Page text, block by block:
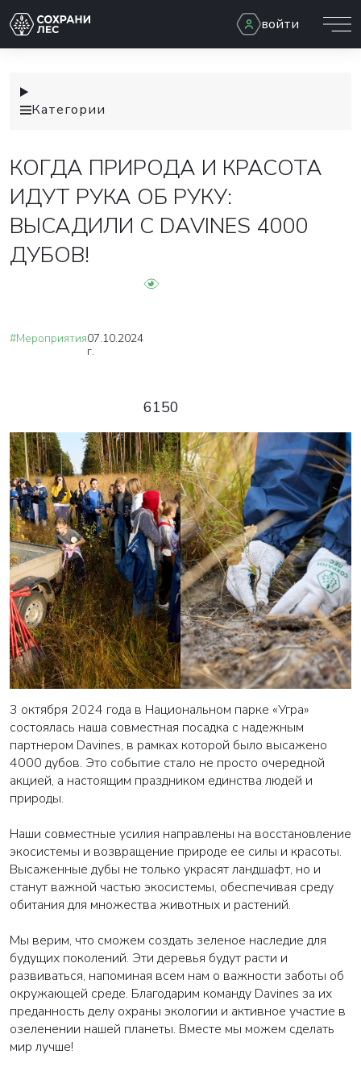
войти
Категории
КОГДА ПРИРОДА И КРАСОТА
ИДУТ РУКА ОБ РУКУ:
ВЫСАДИЛИ С DAVINES 4000
ДУБОВ!
#Мероприятия07.10.2024
г.
6150
3 октября 2024 года в Национальном парке «Угра»
состоялась наша совместная посадка с надежным
партнером Davines, в рамках которой было высажено
4000 дубов. Это событие стало не просто очередной
акцией, а настоящим праздником единства людей и
природы.
Наши совместные усилия направлены на восстановление
экосистемы и возвращение природе ее силы и красоты.
Высаженные дубы не только украсят ландшафт, но и
станут важной частью экосистемы, обеспечивая среду
обитания для множества животных и растений.
Мы верим, что сможем создать зеленое наследие для
будущих поколений. Эти деревья будут расти и
развиваться, напоминая всем нам о важности заботы об
окружающей среде. Благодарим команду Davines за их
преданность делу охраны экологии и активное участие в
озеленении нашей планеты. Вместе мы можем сделать
мир лучше!